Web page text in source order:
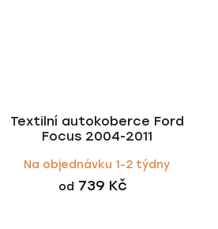
Textilní autokoberce Ford
Focus 2004-2011
Na objednávku 1-2 týdny
od 739 Kč